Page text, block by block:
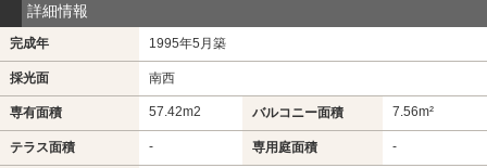
詳細情報
完成年 1995年5月築
採光面 南西
専有面積 57.42m2 バルコニー面積 7.56m²
テラス面積 - 専用庭面積 -